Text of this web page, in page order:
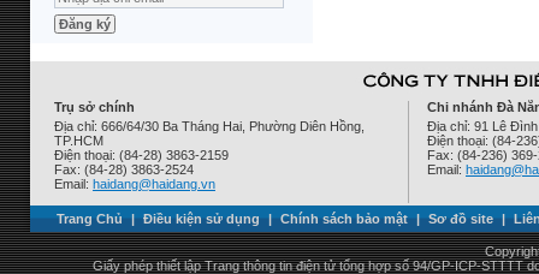
Trụ sở chính
Địa chỉ: 666/64/30 Ba Tháng Hai, Phường Diên Hồng,
TP.HCM
Điện thoại: (84-28) 3863-2159
Fax: (84-28) 3863-2524
Email: haidang@haidang.vn
Chi nhánh Đà
Địa chỉ: 91 Lê
Điện thoại: (84-
Fax: (84-236)
Email:
Trang Chủ | Điều kiện sử dụng | Chính sách bảo mật | Sơ đồ site |
Giấy phép thiết lập Trang thông tin điện tử tổng hợp số 94/GP-ICP-STTTT